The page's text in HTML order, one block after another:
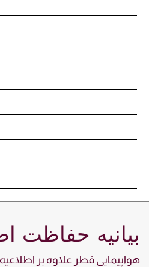
حفاظت
قطر علاوه بر اطلاعیه